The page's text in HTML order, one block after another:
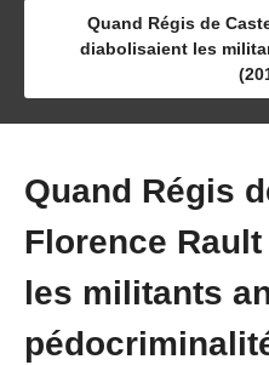
Quand Régis de
diabolisaient les
Quand Régis
Florence
les militants